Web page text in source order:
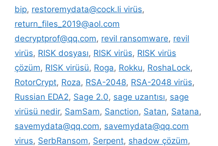
bip, restoremydata@cock.li virüs,
return_files_2019@aol.com
decryptprof@qq.com, revil ransomware, revil
virüs, RISK dosyası, RISK virüs, RISK virüs
çözüm, RISK virüsü, Roga, Rokku, RoshaLock,
RotorCrypt, Roza, RSA-2048, RSA-2048 virüs,
Russian EDA2, Sage 2.0, sage uzantısı, sage
virüsü nedir, SamSam, Sanction, Satan, Satana,
savemydata@qq.com, savemydata@qq.com
virus, SerbRansom, Serpent, shadow çözüm,